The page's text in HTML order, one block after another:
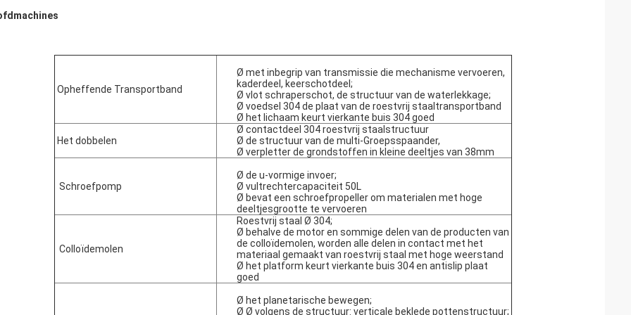
Opheffende Transportband
Ø met inbegrip van transmissie die mechanisme vervoeren,
kaderdeel, keerschotdeel;
Ø vlot schraperschot, de structuur van de waterlekkage;
Ø voedsel 304 de plaat van de roestvrij staaltransportband
Ø het lichaam keurt vierkante buis 304 goed
Het dobbelen
Ø contactdeel 304 roestvrij staalstructuur
Ø de structuur van de multi-Groepsspaander,
Ø verpletter de grondstoffen in kleine deeltjes van 38mm
Schroefpomp
Ø de u-vormige invoer;
Ø vultrechtercapaciteit 50L
Ø bevat een schroefpropeller om materialen met hoge
deeltjesgrootte te vervoeren
Colloïdemolen
Roestvrij staal Ø 304;
Ø behalve de motor en sommige delen van de producten van
de colloïdemolen, worden alle delen in contact met het
materiaal gemaakt van roestvrij staal met hoge weerstand
Ø het platform keurt vierkante buis 304 en antislip plaat
goed
Ø het planetarische bewegen;
Ø Ø volgens de structuur: verticale beklede pottenstructuur;